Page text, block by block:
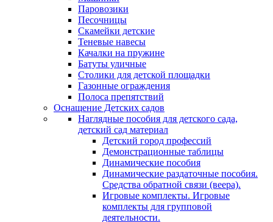
Паровозики
Песочницы
Скамейки детские
Теневые навесы
Качалки на пружине
Батуты уличные
Столики для детской площадки
Газонные ограждения
Полоса препятствий
Оснащение Детских садов
Наглядные пособия для детского сада,
детский сад материал
Детский город профессий
Демонстрационные таблицы
Динамические пособия
Динамические раздаточные пособия.
Средства обратной связи (веера).
Игровые комплекты. Игровые
комплекты для групповой
деятельности.